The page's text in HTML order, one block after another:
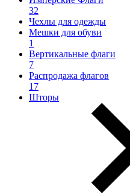
32
Чехлы для одежды
Мешки для обуви
1
Вертикальные флаги
7
Распродажа флагов
17
Шторы